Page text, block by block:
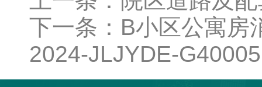
下一条：B小区公寓房
2024-JLJYDE-G40005